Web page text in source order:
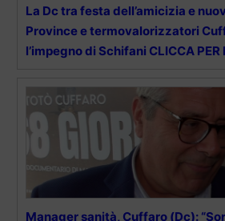
La Dc tra festa dell’amicizia e
Province e termovalorizzatori
l’impegno di Schifani CLICCA PER
Manager sanità, Cuffaro (Dc):